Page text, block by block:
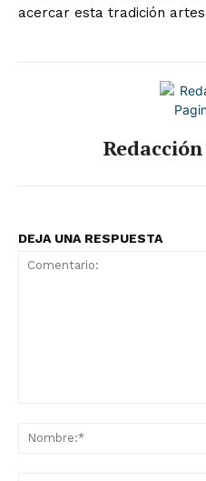
acercar esta tradición
DEJA UNA RESPUESTA